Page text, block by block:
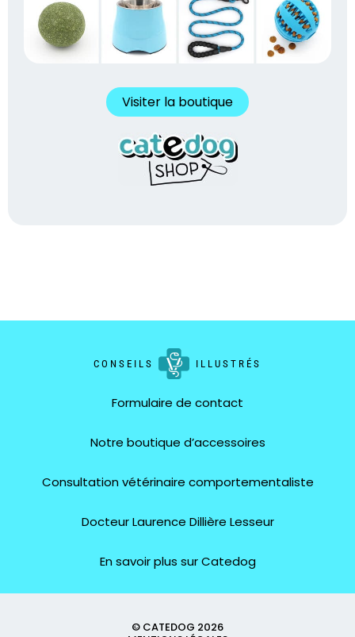
Visiter la boutique
CONSEILS ILLUSTRÉS
Formulaire de contact
Notre boutique d’accessoires
Consultation vétérinaire comportementaliste
Docteur Laurence Dillière Lesseur
En savoir plus sur Catedog
© CATEDOG 2026